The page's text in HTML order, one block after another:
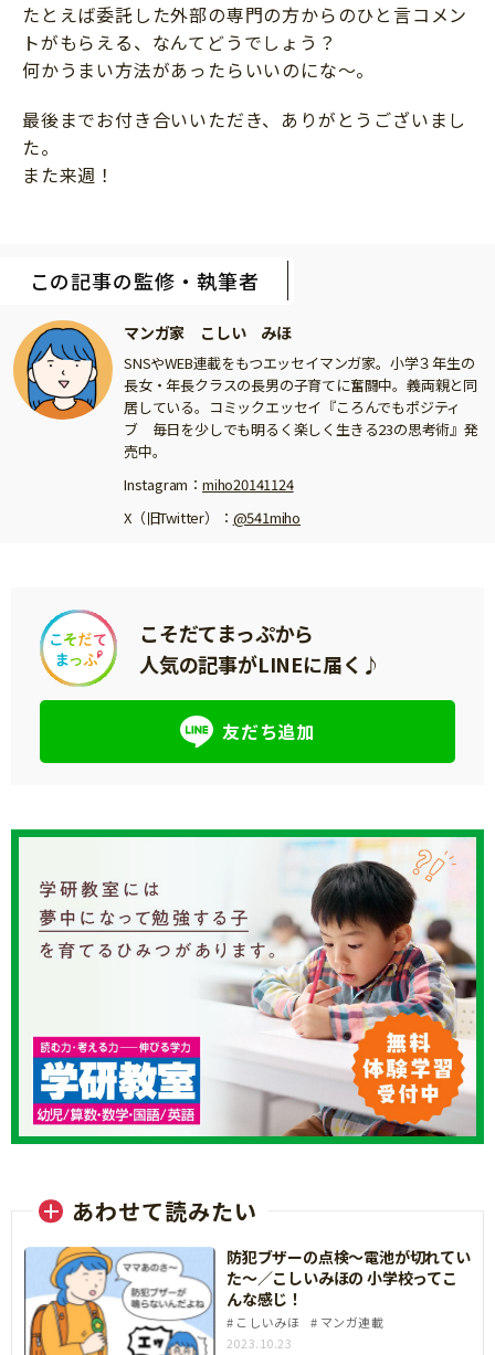
たとえば委託した外部の専門の方からのひと言コメン
トがもらえる、なんてどうでしょう？
何かうまい方法があったらいいのにな〜。
最後までお付き合いいただき、ありがとうございまし
た。
また来週！
この記事の監修・執筆者
マンガ家 こしい みほ
SNSやWEB連載をもつエッセイマンガ家。小学３年生の
長女・年長クラスの長男の子育てに奮闘中。義両親と同
居している。コミックエッセイ『ころんでもポジティ
ブ 毎日を少しでも明るく楽しく生きる23の思考術』発
売中。
Instagram ：miho20141124
X（旧Twitter）
： @541miho
こそだてまっぷから
人気の記事がLINEに届く♪
友だち追加
あわせて読みたい
防犯ブザーの点検～電池が切れてい
た～／こしいみほの 小学校ってこ
んな感じ！
こしいみほ
マンガ連載
2023.10.23